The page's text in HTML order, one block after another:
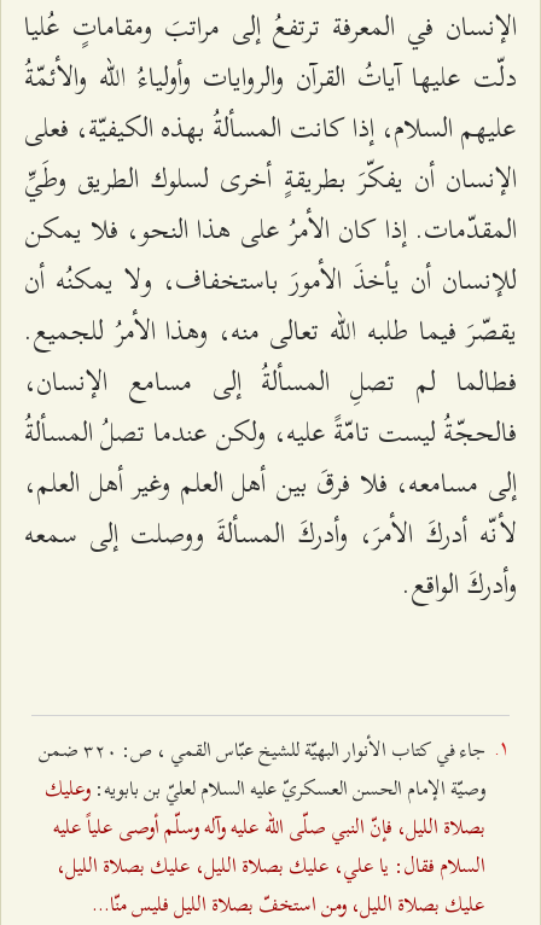
الإنسان في المعرفة ترتفعُ إلى مراتبَ ومقاماتٍ عُليا
دلّت عليها آياتُ القرآن والروايات وأولياءُ الله والأئمّةُ
عليهم السلام، إذا كانت المسألةُ بهذه الكيفيّة، فعلى
الإنسان أن يفكّرَ بطريقةٍ أخرى لسلوك الطريق وطَيِّ
المقدّمات. إذا كان الأمرُ على هذا النحو، فلا يمكن
للإنسان أن يأخذَ الأمورَ باستخفاف، ولا يمكنُه أن
يقصّرَ فيما طلبه الله تعالى منه، وهذا الأمرُ للجميع.
فطالما لم تصلِ المسألةُ إلى مسامع الإنسان،
فالحجّةُ ليست تامّةً عليه، ولكن عندما تصلُ المسألةُ
إلى مسامعه، فلا فرقَ بين أهل العلم وغير أهل العلم،
لأنّه أدركَ الأمرَ، وأدركَ المسألةَ ووصلت إلى سمعه
وأدركَ الواقع.
جاء في كتاب الأنوار البهيّة للشيخ عبّاس القمي ، ص: ٣٢۰ ضمن
وصيّة الإمام الحسن العسكريّ عليه السلام لعليّ بن بابويه:وعليك
بصلاة الليل، فإنّ النبي صلّى الله عليه وآله وسلّم أوصى علياً عليه
السلام فقال: يا علي، عليك بصلاة الليل، عليك بصلاة الليل،
عليك بصلاة الليل، ومن استخفّ بصلاة الليل فليس منّا...